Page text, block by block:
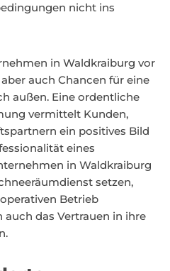
nicht ins
in Waldkraiburg vor
auch Chancen für eine
außen. Eine ordentliche
vermittelt Kunden,
ein positives Bild
eines
in Waldkraiburg
setzen,
Betrieb
das Vertrauen in ihre